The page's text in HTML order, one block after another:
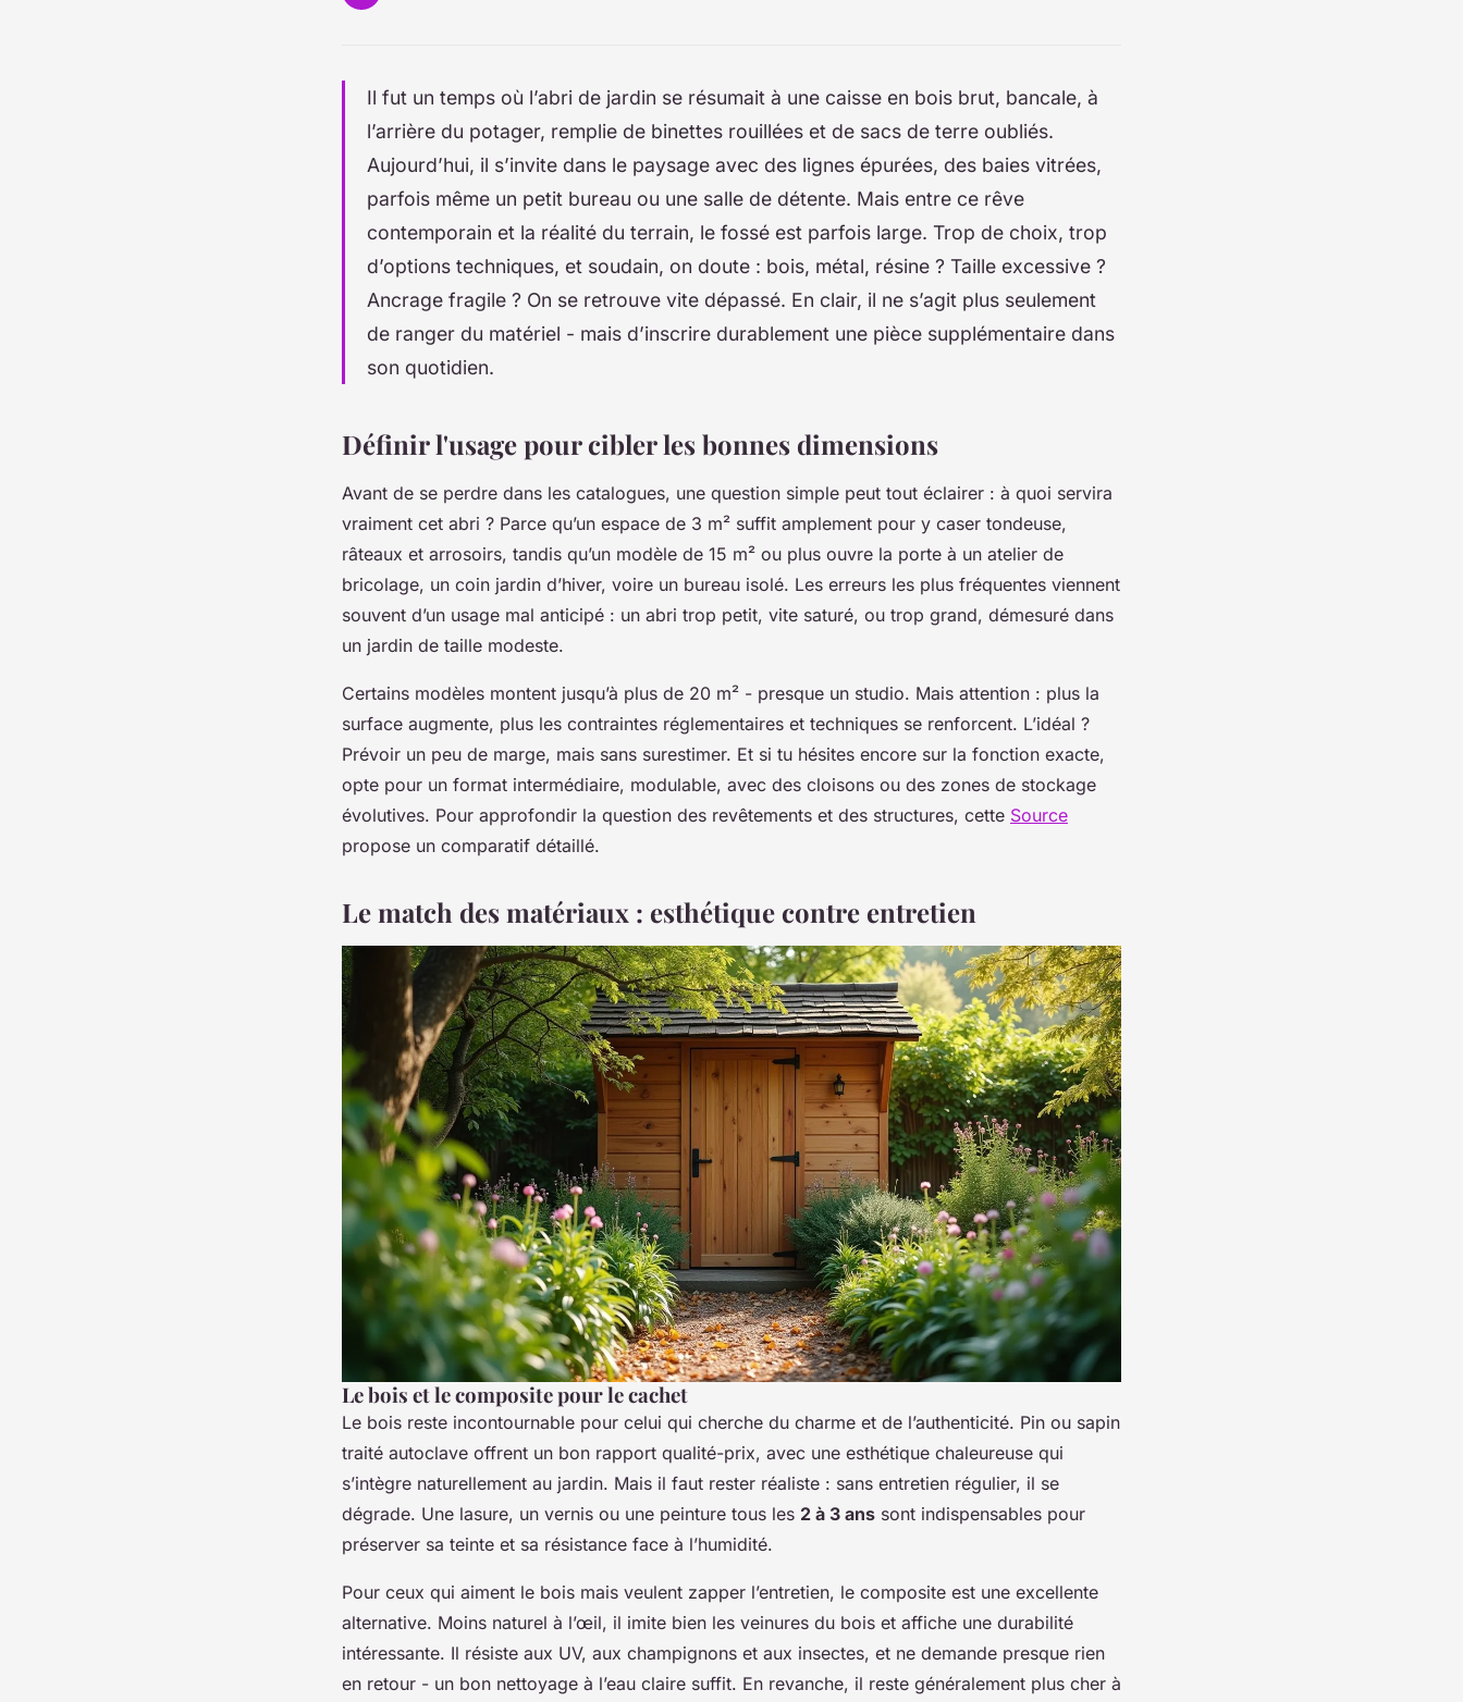
Il fut un temps où l’abri de jardin se résumait à une caisse en bois brut, bancale, à
l’arrière du potager, remplie de binettes rouillées et de sacs de terre oubliés.
Aujourd’hui, il s’invite dans le paysage avec des lignes épurées, des baies vitrées,
parfois même un petit bureau ou une salle de détente. Mais entre ce rêve
contemporain et la réalité du terrain, le fossé est parfois large. Trop de choix, trop
d’options techniques, et soudain, on doute : bois, métal, résine ? Taille excessive ?
Ancrage fragile ? On se retrouve vite dépassé. En clair, il ne s’agit plus seulement
de ranger du matériel - mais d’inscrire durablement une pièce supplémentaire dans
son quotidien.
Définir l'usage pour cibler les bonnes dimensions
Avant de se perdre dans les catalogues, une question simple peut tout éclairer : à quoi servira
vraiment cet abri ? Parce qu’un espace de 3 m² suffit amplement pour y caser tondeuse,
râteaux et arrosoirs, tandis qu’un modèle de 15 m² ou plus ouvre la porte à un atelier de
bricolage, un coin jardin d’hiver, voire un bureau isolé. Les erreurs les plus fréquentes viennent
souvent d’un usage mal anticipé : un abri trop petit, vite saturé, ou trop grand, démesuré dans
un jardin de taille modeste.
Certains modèles montent jusqu’à plus de 20 m² - presque un studio. Mais attention : plus la
surface augmente, plus les contraintes réglementaires et techniques se renforcent. L’idéal ?
Prévoir un peu de marge, mais sans surestimer. Et si tu hésites encore sur la fonction exacte,
opte pour un format intermédiaire, modulable, avec des cloisons ou des zones de stockage
évolutives. Pour approfondir la question des revêtements et des structures, cette Source
propose un comparatif détaillé.
Le match des matériaux : esthétique contre entretien
Le bois et le composite pour le cachet
Le bois reste incontournable pour celui qui cherche du charme et de l’authenticité. Pin ou sapin
traité autoclave offrent un bon rapport qualité-prix, avec une esthétique chaleureuse qui
s’intègre naturellement au jardin. Mais il faut rester réaliste : sans entretien régulier, il se
dégrade. Une lasure, un vernis ou une peinture tous les 2 à 3 ans sont indispensables pour
préserver sa teinte et sa résistance face à l’humidité.
Pour ceux qui aiment le bois mais veulent zapper l’entretien, le composite est une excellente
alternative. Moins naturel à l’œil, il imite bien les veinures du bois et affiche une durabilité
intéressante. Il résiste aux UV, aux champignons et aux insectes, et ne demande presque rien
en retour - un bon nettoyage à l’eau claire suffit. En revanche, il reste généralement plus cher à